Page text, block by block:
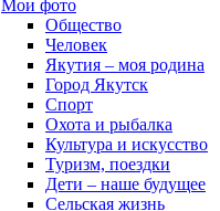
Мои фото
Общество
Человек
Якутия – моя родина
Город Якутск
Спорт
Охота и рыбалка
Культура и искусство
Туризм, поездки
Дети – наше будущее
Сельская жизнь